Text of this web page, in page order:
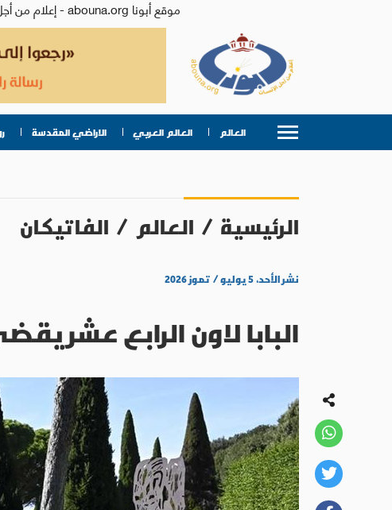
موقع أبونا abouna.org - إعلام من أجل الإنسان | يصدر عن المركز الكاثوليكي للدراسات والإعلام في الأردن - رئيس التحرير: الأب د.رفعت بدر
العالم العالم العربي الاراضي المقدسة
الرئيسية / العالم / الفاتيكان
نشر الأحد، ٥ يوليو / تموز ٢٠٢٦
البابا لاون الرابع عشر يقضي إجازته حتى